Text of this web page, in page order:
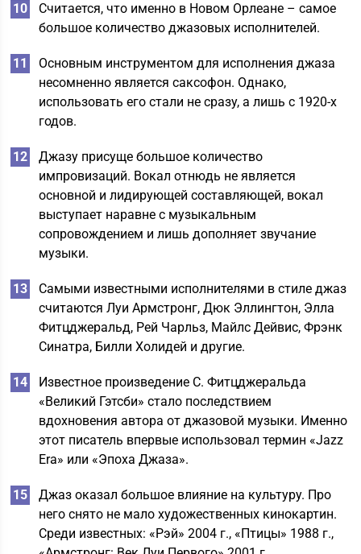
Считается, что именно в Новом Орлеане – самое
большое количество джазовых исполнителей.
Основным инструментом для исполнения джаза
несомненно является саксофон. Однако,
использовать его стали не сразу, а лишь с 1920-х
годов.
Джазу присуще большое количество
импровизаций. Вокал отнюдь не является
основной и лидирующей составляющей, вокал
выступает наравне с музыкальным
сопровождением и лишь дополняет звучание
музыки.
Самыми известными исполнителями в стиле джаз
считаются Луи Армстронг, Дюк Эллингтон, Элла
Фитцджеральд, Рей Чарльз, Майлс Дейвис, Фрэнк
Синатра, Билли Холидей и другие.
Известное произведение С. Фитцджеральда
«Великий Гэтсби» стало последствием
вдохновения автора от джазовой музыки. Именно
этот писатель впервые использовал термин «Jazz
Era» или «Эпоха Джаза».
Джаз оказал большое влияние на культуру. Про
него снято не мало художественных кинокартин.
Среди известных: «Рэй» 2004 г., «Птицы» 1988 г.,